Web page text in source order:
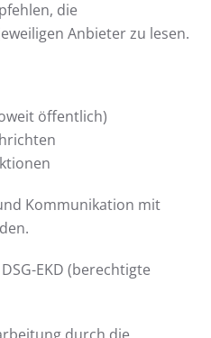
die
Anbieter zu lesen.
öffentlich)
Kommunikation mit
EKD (berechtigte